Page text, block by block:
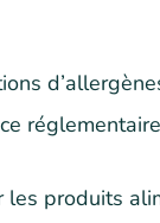
les produits